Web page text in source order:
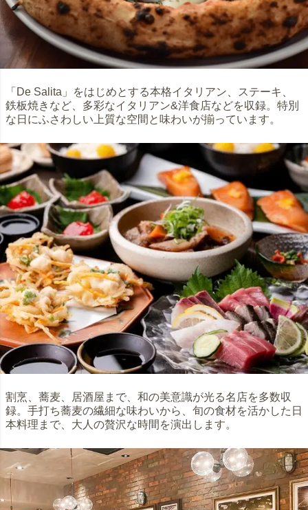
「De Salita」をはじめとする本格イタリアン、ステーキ、
鉄板焼きなど、多彩なイタリアン&洋食店などを収録。特別
な日にふさわしい上質な空間と味わいが揃っています。
割烹、蕎麦、居酒屋まで、和の美意識が光る名店を多数収
録。手打ち蕎麦の繊細な味わいから、旬の食材を活かした日
本料理まで、大人の贅沢な時間を演出します。